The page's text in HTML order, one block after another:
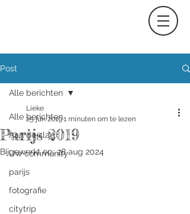
Post
Alle berichten
Aan de slag
Uw community
parijs
fotografie
citytrip
Alle berichten
Parijs 2019
Lieke
25 jun 20191 minuten om te lezen
Bijgewerkt op:28 aug 2024